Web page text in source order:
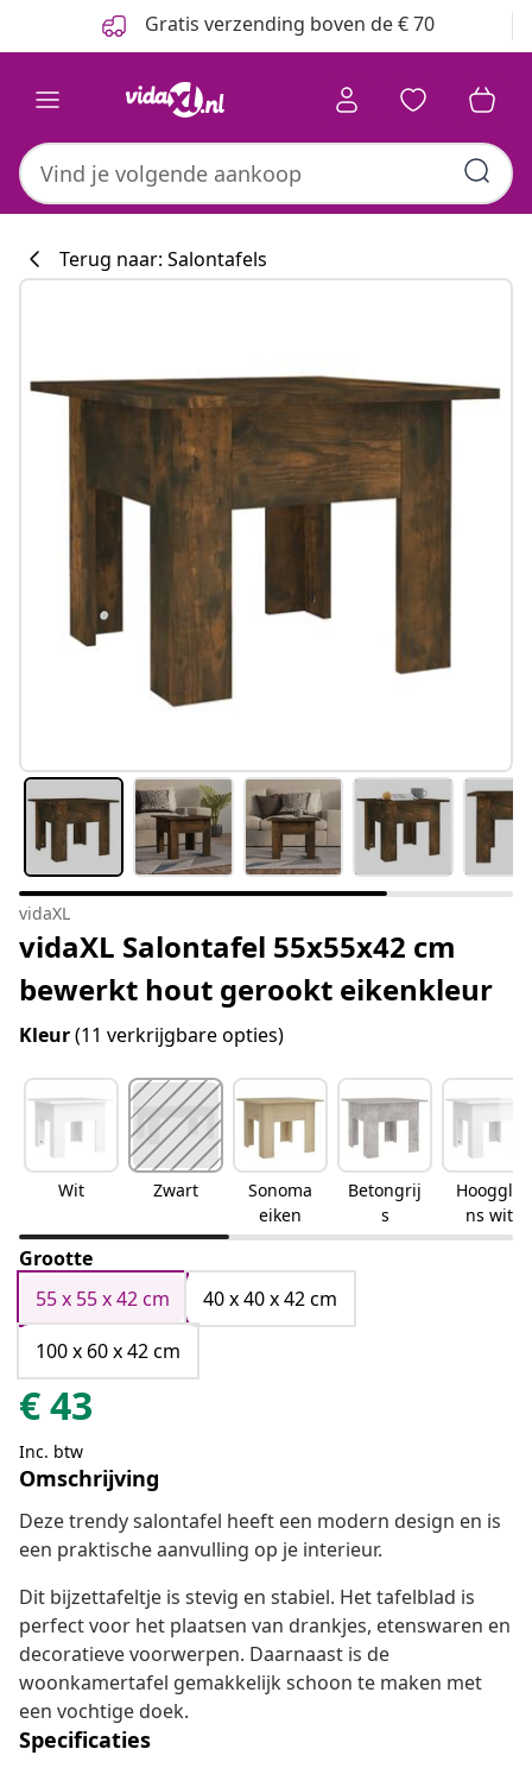
Gratis verzending boven de € 70
Terug naar: Salontafels
vidaXL
vidaXL Salontafel 55x55x42 cm
bewerkt hout gerookt eikenkleur
Kleur(11 verkrijgbare opties)
Wit Zwart
Sonoma
eiken
Betongrij
s
Hooggla
ns wit
Grootte
55 x 55 x 42 cm
40 x 40 x 42 cm
100 x 60 x 42 cm
€43
Inc. btw
Omschrijving
Deze trendy salontafel heeft een modern design en is
een praktische aanvulling op je interieur.
Dit bijzettafeltje is stevig en stabiel. Het tafelblad is
perfect voor het plaatsen van drankjes, etenswaren en
decoratieve voorwerpen. Daarnaast is de
woonkamertafel gemakkelijk schoon te maken met
een vochtige doek.
Specificaties